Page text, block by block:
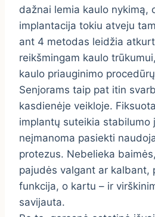
dažnai lemia kaulo nykimą,
implantacija tokiu atveju
ant 4 metodas leidžia
reikšmingam kaulo
kaulo priauginimo
Senjorams taip pat itin
kasdienėje veikloje.
implantų suteikia stabilumo
neįmanoma pasiekti
protezus. Nebelieka
pajudės valgant ar kalbant,
funkcija, o kartu – ir
savijauta.